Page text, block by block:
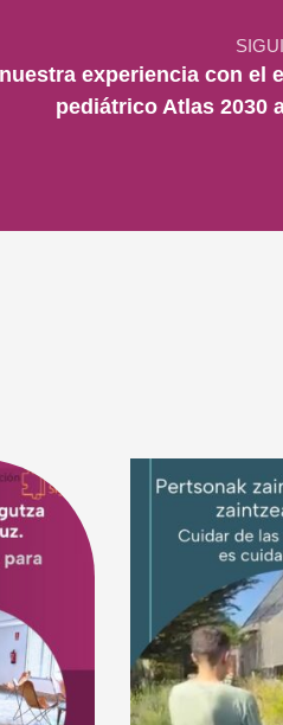
experiencia con el
pediátrico Atlas 2030